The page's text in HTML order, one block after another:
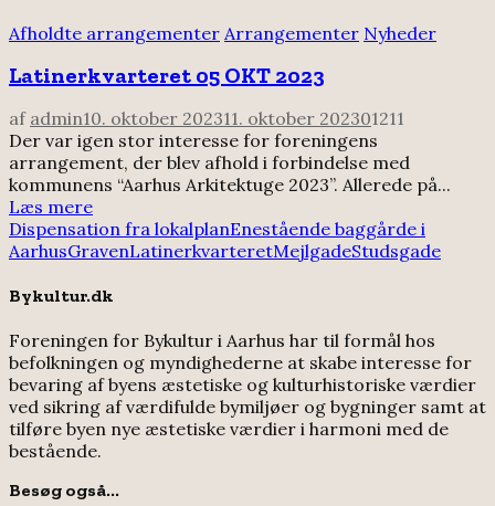
Afholdte arrangementer Arrangementer Nyheder
Latinerkvarteret 05 OKT 2023
af admin10. oktober 202311. oktober 202301211
Der var igen stor interesse for foreningens
arrangement, der blev afhold i forbindelse med
kommunens “Aarhus Arkitektuge 2023”. Allerede på...
Læs mere
Dispensation fra lokalplanEnestående baggårde i
AarhusGravenLatinerkvarteretMejlgadeStudsgade
Bykultur.dk
Foreningen for Bykultur i Aarhus har til formål hos
befolkningen og myndighederne at skabe interesse for
bevaring af byens æstetiske og kulturhistoriske værdier
ved sikring af værdifulde bymiljøer og bygninger samt at
tilføre byen nye æstetiske værdier i harmoni med de
bestående.
Besøg også...